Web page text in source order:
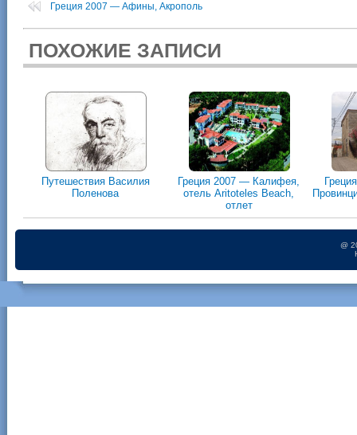
Греция 2007 — Афины, Акрополь
ПОХОЖИЕ ЗАПИСИ
Путешествия Василия
Поленова
Греция 2007 — Калифея,
отель Aritoteles Beach,
отлет
@